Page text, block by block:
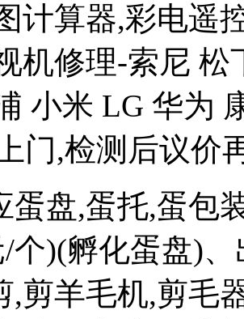
计算器,彩电遥
机修理-索尼
小米 LG 华为
门,检测后议价
蛋盘,蛋托,蛋包
/个)(孵化蛋盘)
,剪羊毛机,剪毛